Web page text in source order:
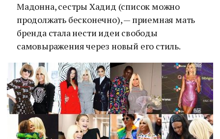
Мадонна, сестры Хадид (список можно
продолжать бесконечно), — приемная мать
бренда стала нести идеи свободы
самовыражения через новый его стиль.